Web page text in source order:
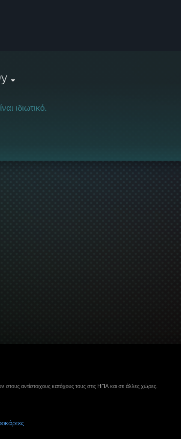
ιδιωτικό.
αντίστοιχους κατόχους τους στις ΗΠΑ και σε άλλες χώρες.